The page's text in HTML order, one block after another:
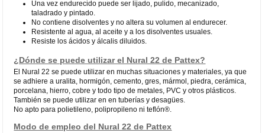
Una vez endurecido puede ser lijado, pulido, mecanizado,
taladrado y pintado.
No contiene disolventes y no altera su volumen al endurecer.
Resistente al agua, al aceite y a los disolventes usuales.
Resiste los ácidos y álcalis diluidos.
¿Dónde se puede utilizar el Nural 22 de Pattex?
El Nural 22 se puede utilizar en muchas situaciones y materiales, ya que
se adhiere a uralita, hormigón, cemento, gres, mármol, piedra, cerámica,
porcelana, hierro, cobre y todo tipo de metales, PVC y otros plásticos.
También se puede utilizar en en tuberías y desagües.
No apto para polietileno, polipropileno ni teflón®.
Modo de empleo del Nural 22 de Pattex